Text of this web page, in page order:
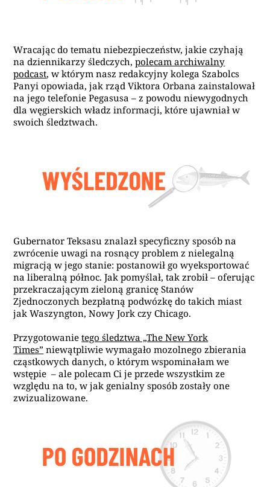
Wracając do tematu niebezpieczeństw, jakie czyhają
na dziennikarzy śledczych,polecam archiwalny
podcast, w którym nasz redakcyjny kolega Szabolcs
Panyi opowiada, jak rząd Viktora Orbana zainstalował
na jego telefonie Pegasusa – z powodu niewygodnych
dla węgierskich władz informacji, które ujawniał w
swoich śledztwach.
Gubernator Teksasu znalazł specyficzny sposób na
zwrócenie uwagi na rosnący problem z nielegalną
migracją w jego stanie: postanowił go wyeksportować
na liberalną północ. Jak pomyślał, tak zrobił – oferując
przekraczającym zieloną granicę Stanów
Zjednoczonych bezpłatną podwózkę do takich miast
jak Waszyngton, Nowy Jork czy Chicago.
Przygotowanietego śledztwa „The New York
Times” niewątpliwie wymagało mozolnego zbierania
cząstkowych danych, o którym wspominałam we
wstępie – ale polecam Ci je przede wszystkim ze
względu na to, w jak genialny sposób zostały one
zwizualizowane.